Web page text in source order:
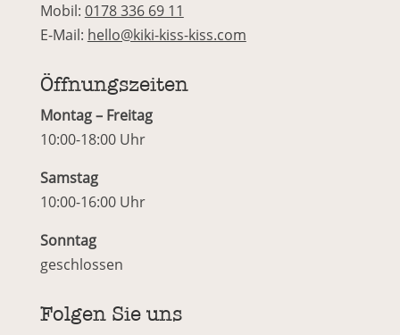
Mobil: 0178 336 69 11
E-Mail: hello@kiki-kiss-kiss.com
Öffnungszeiten
Montag – Freitag
10:00-18:00 Uhr
Samstag
10:00-16:00 Uhr
Sonntag
geschlossen
Folgen Sie uns